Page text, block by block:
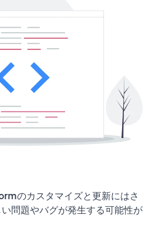
のカスタマイズと更新にはさ
問題やバグが発生する可能性が